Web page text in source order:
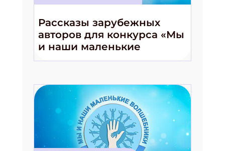
Рассказы зарубежных
авторов для конкурса «Мы
и наши маленькие
волшебники!»
подарок!
Укажите имя
ПОДПИСАТЬСЯ